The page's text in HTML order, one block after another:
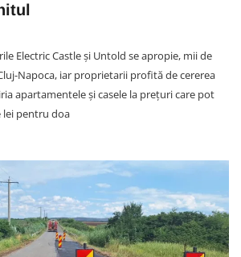
Electric Castle și Untold se apropie, mii de
Napoca, iar proprietarii profită de cererea
apartamentele și casele la prețuri care pot
lei pentru doa